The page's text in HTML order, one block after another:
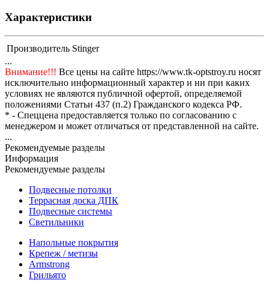
Характеристики
Производитель Stinger
...
Внимание!!! Все цены на сайте https://www.tk-optstroy.ru носят
исключительно информационный характер и ни при каких
условиях не являются публичной офертой, определяемой
положениями Статьи 437 (п.2) Гражданского кодекса РФ.
* - Спеццена предоставляется только по согласованию с
менеджером и может отличаться от представленной на сайте.
...
Рекомендуемые разделы
Информация
Рекомендуемые разделы
Подвесные потолки
Террасная доска ДПК
Подвесные системы
Светильники
Напольные покрытия
Крепеж / метизы
Armstrong
Грильято